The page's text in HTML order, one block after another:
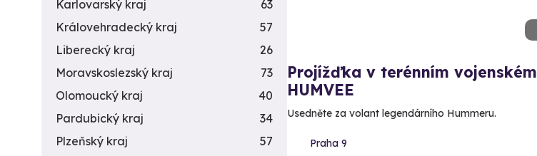
Projížďka v terénním vojenském
HUMVEE
Usedněte za volant legendárního Hummeru.
Praha 9
Karlovarský kraj
63
Královehradecký kraj
57
Liberecký kraj
26
Moravskoslezský kraj
73
Olomoucký kraj
40
Pardubický kraj
34
Plzeňský kraj
57